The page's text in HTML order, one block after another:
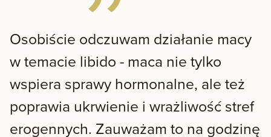
Osobiście odczuwam działanie macy
w temacie libido - maca nie tylko
wspiera sprawy hormonalne, ale też
poprawia ukrwienie i wrażliwość stref
erogennych. Zauważam to na godzinę